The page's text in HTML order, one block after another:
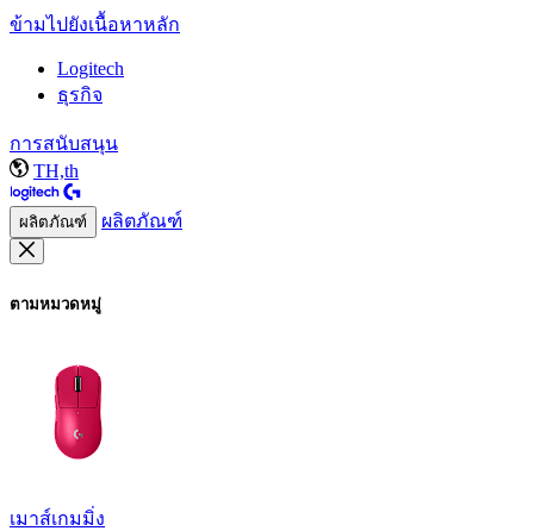
ข้ามไปยังเนื้อหาหลัก
Logitech
ธุรกิจ
การสนับสนุน
TH,th
ผลิตภัณฑ์ ผลิตภัณฑ์
ตามหมวดหมู่
เมาส์เกมมิ่ง